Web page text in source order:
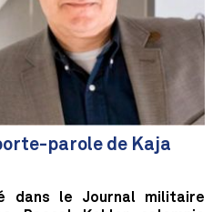
parole de Kaja
dans le Journal militaire